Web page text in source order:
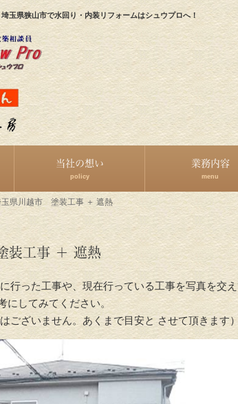
玉県狭山市で水回り・内装リフォームはシュウプロへ！
当社の想い
policy
業務内容
menu
玉県川越市 塗装工事 ＋ 遮熱
装工事 ＋ 遮熱
行った工事や、現在行っている工事を写真を交
にしてみてください。
ございません。あくまで目安と させて頂きます）